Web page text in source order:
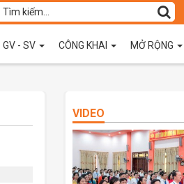
GV - SV CÔNG KHAI MỞ RỘNG
VIDEO